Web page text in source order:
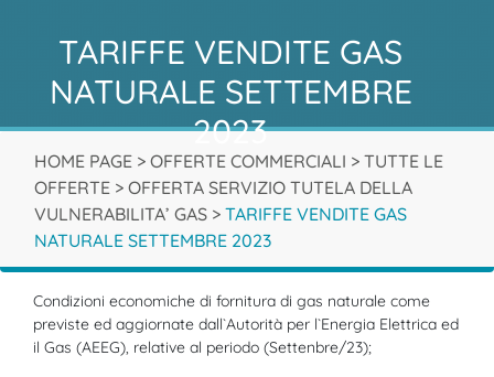
TARIFFE VENDITE GAS
NATURALE SETTEMBRE
2023
HOME PAGE > OFFERTE COMMERCIALI > TUTTE LE
OFFERTE > OFFERTA SERVIZIO TUTELA DELLA
VULNERABILITA’ GAS > TARIFFE VENDITE GAS
NATURALE SETTEMBRE 2023
Condizioni economiche di fornitura di gas naturale come
previste ed aggiornate dall`Autorità per l`Energia Elettrica ed
il Gas (AEEG), relative al periodo (Settenbre/23);